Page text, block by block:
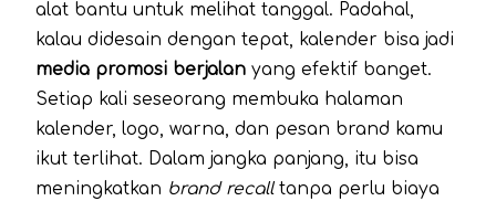
alat bantu untuk melihat tanggal. Padahal,
kalau didesain dengan tepat, kalender bisa jadi
media promosi berjalanyang efektif banget.
Setiap kali seseorang membuka halaman
kalender, logo, warna, dan pesan brand kamu
ikut terlihat. Dalam jangka panjang, itu bisa
meningkatkan brand recalltanpa perlu biaya